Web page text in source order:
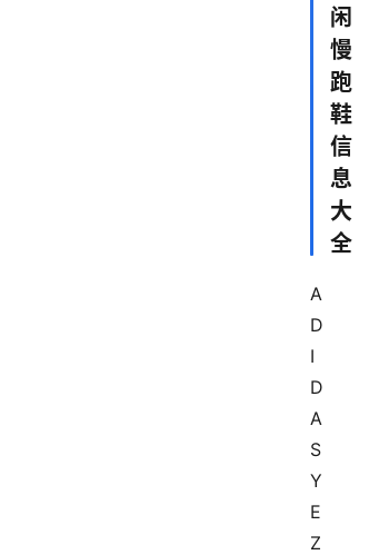
闲
慢
跑
鞋
信
息
大
全
A
D
I
D
A
S
Y
E
Z